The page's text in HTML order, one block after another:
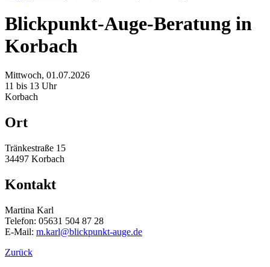
Blickpunkt-Auge-Beratung in
Korbach
Mittwoch, 01.07.2026
11 bis 13 Uhr
Korbach
Ort
Tränkestraße 15
34497 Korbach
Kontakt
Martina Karl
Telefon: 05631 504 87 28
E-Mail: m.karl@blickpunkt-auge.de
Zurück